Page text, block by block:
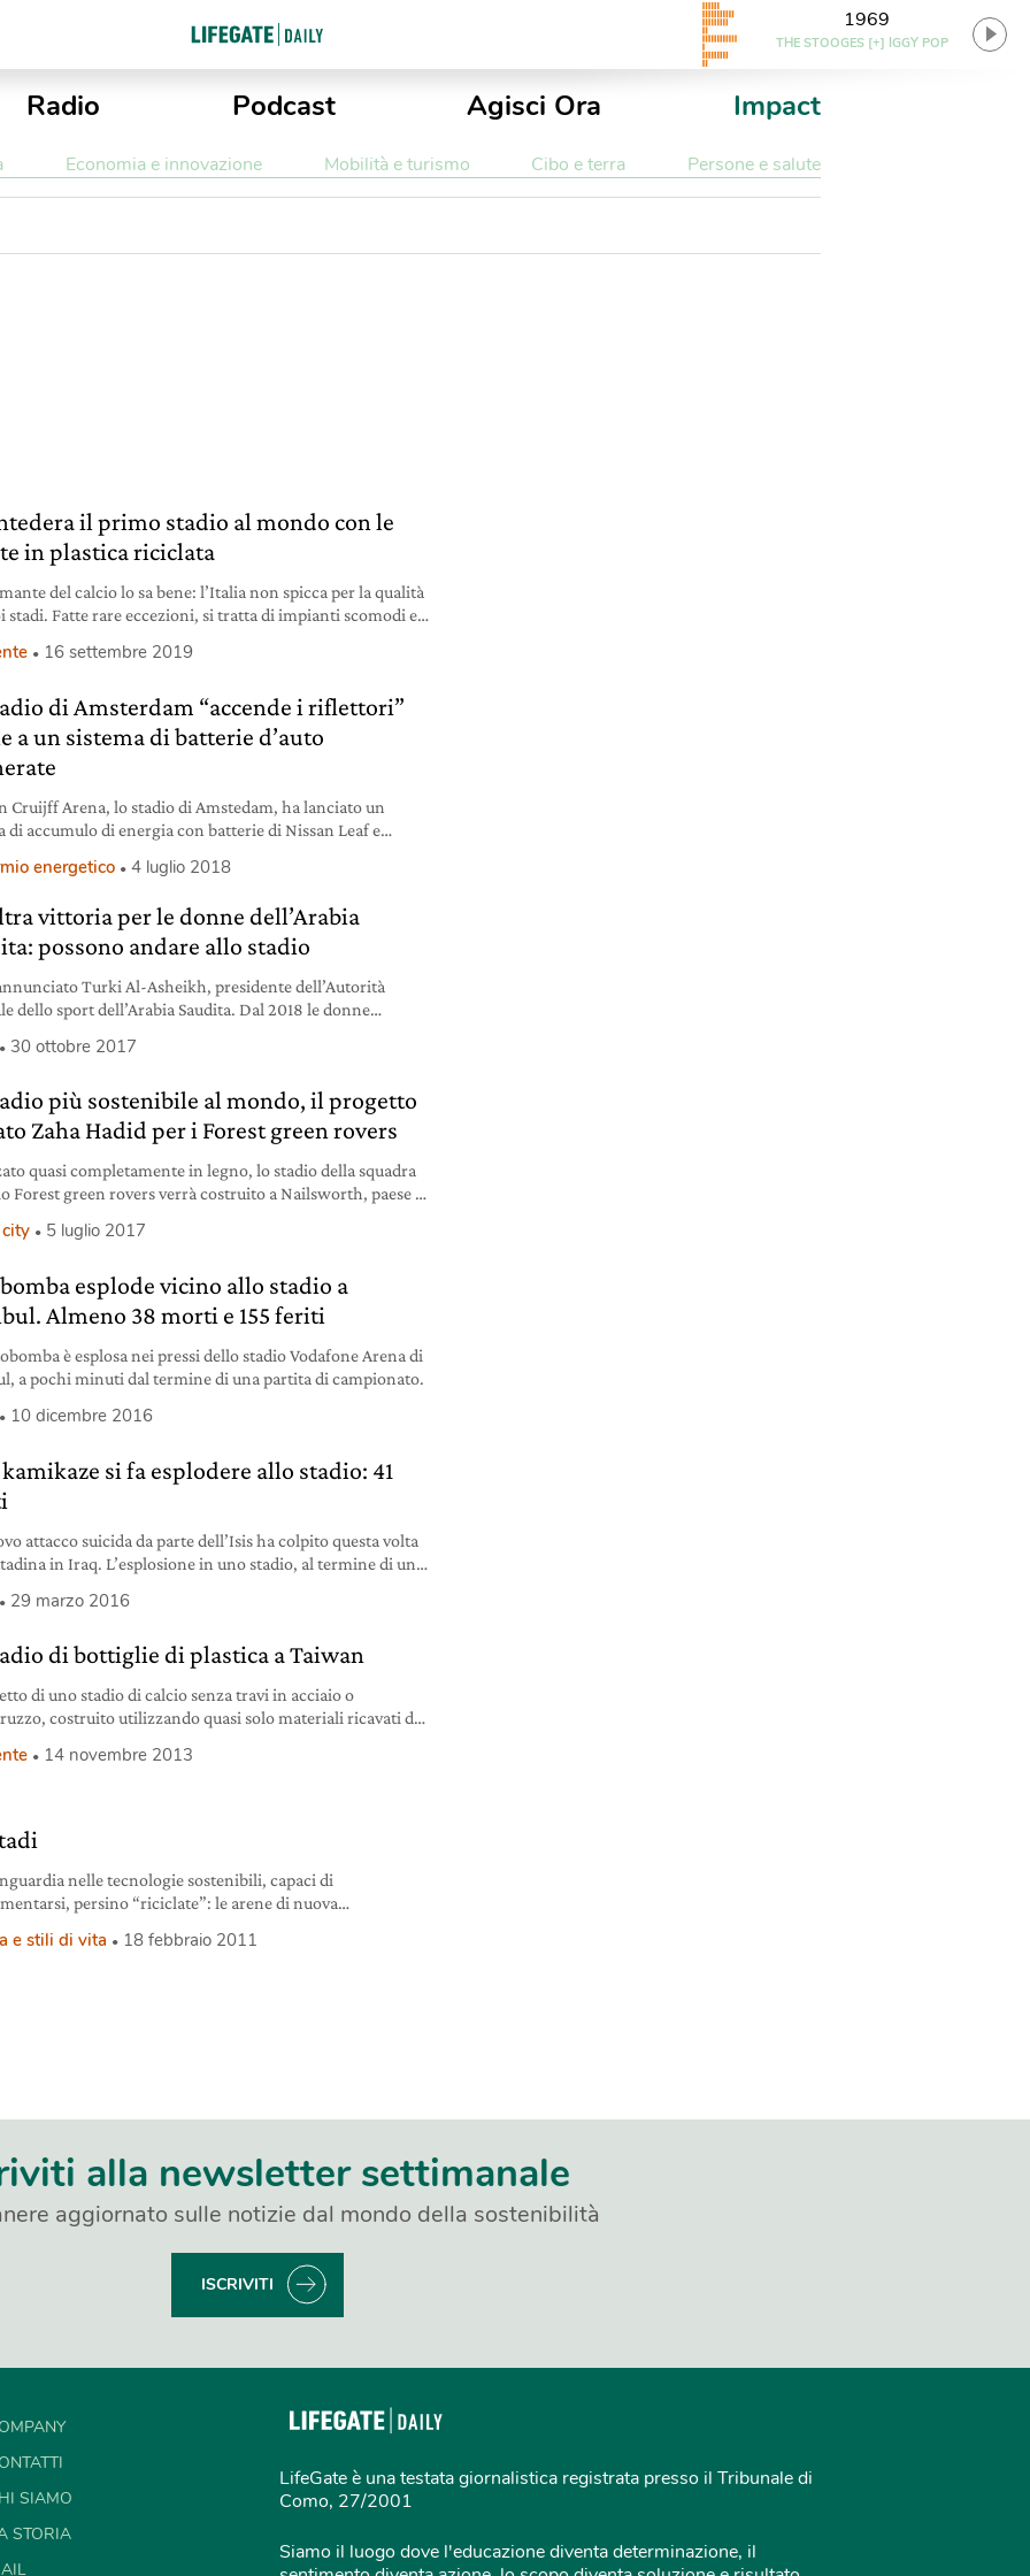
1969
THE STOOGES [+] IGGY POP
Radio Podcast Agisci Ora Impact
Economia e innovazione Mobilità e turismo Cibo e terra Persone e salute
il primo stadio al mondo con le
in plastica riciclata
del calcio lo sa bene: l’Italia non spicca per la qualità
stadi. Fatte rare eccezioni, si tratta di impianti scomodi e
nel Regno Unito, in Spagna o in Germania. Eppure dalla
16 settembre 2019
di Amsterdam “accende i riflettori”
a un sistema di batterie d’auto
Cruijff Arena, lo stadio di Amstedam, ha lanciato un
di accumulo di energia con batterie di Nissan Leaf e
energetico 4 luglio 2018
vittoria per le donne dell’Arabia
possono andare allo stadio
Turki Al-Asheikh, presidente dell’Autorità
dello sport dell’Arabia Saudita. Dal 2018 le donne
alla propria famiglia.
30 ottobre 2017
più sostenibile al mondo, il progetto
Zaha Hadid per i Forest green rovers
quasi completamente in legno, lo stadio della squadra
Forest green rovers verrà costruito a Nailsworth, paese di
Zaha Hadid architects, selezionato fra oltre cinquanta
così lo stadio più green al mondo e un parco
5 luglio 2017
esplode vicino allo stadio a
Almeno 38 morti e 155 feriti
è esplosa nei pressi dello stadio Vodafone Arena di
a pochi minuti dal termine di una partita di campionato.
10 dicembre 2016
si fa esplodere allo stadio: 41
attacco suicida da parte dell’Isis ha colpito questa volta
in Iraq. L’esplosione in uno stadio, al termine di una
29 marzo 2016
di bottiglie di plastica a Taiwan
di uno stadio di calcio senza travi in acciaio o
costruito utilizzando quasi solo materiali ricavati da
Energy Development. I progettisti hanno ideato una
14 novembre 2013
nelle tecnologie sostenibili, capaci di
persino “riciclate”: le arene di nuova
più ecologico.
e stili di vita 18 febbraio 2011
alla newsletter settimanale
aggiornato sulle notizie dal mondo della sostenibilità
ISCRIVITI
SIAMO
STORIA
LifeGate è una testata giornalistica registrata presso il Tribunale di
Como, 27/2001
Siamo il luogo dove l'educazione diventa determinazione, il